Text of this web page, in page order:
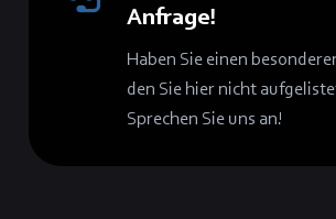
Anfrage!
Haben Sie einen
den Sie hier nicht
Sprechen Sie uns an!